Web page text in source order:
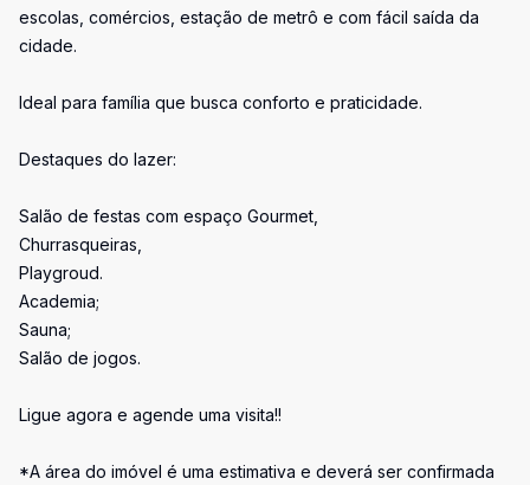
escolas, comércios, estação de metrô e com fácil saída da
cidade.
Ideal para família que busca conforto e praticidade.
Destaques do lazer:
Salão de festas com espaço Gourmet,
Churrasqueiras,
Playgroud.
Academia;
Sauna;
Salão de jogos.
Ligue agora e agende uma visita!!
*A área do imóvel é uma estimativa e deverá ser confirmada